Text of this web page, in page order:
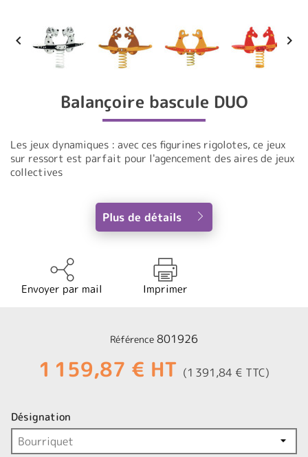
 
Balançoire bascule DUO
Les jeux dynamiques : avec ces figurines rigolotes, ce jeux
sur ressort est parfait pour l'agencement des aires de jeux
collectives
Plus de détails
Envoyer par mail Imprimer
Référence 801926
1 159,87 € HT (1 391,84 € TTC)
Désignation